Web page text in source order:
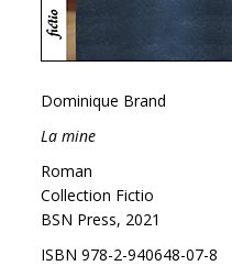
Dominique Brand
La mine
Roman
Collection Fictio
BSN Press, 2021
ISBN 978-2-940648-07-8